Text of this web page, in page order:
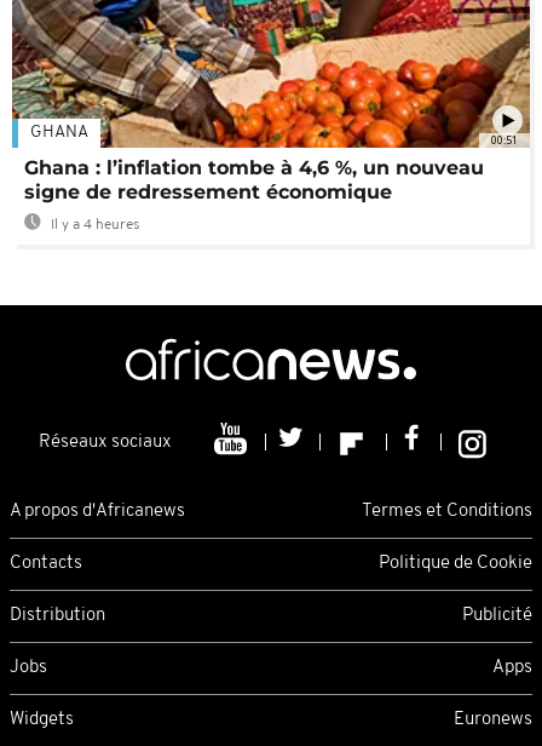
00:51
GHANA
Ghana : l’inflation tombe à 4,6 %, un nouveau
signe de redressement économique
Il y a 4 heures
Réseaux sociaux
A propos d'Africanews Termes et Conditions
Contacts Politique de Cookie
Distribution Publicité
Jobs Apps
Widgets Euronews